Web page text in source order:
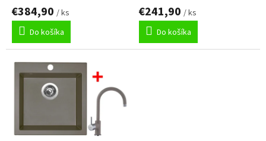
€384,90 / ks
Do košíka
€241,90 / ks
Do košíka